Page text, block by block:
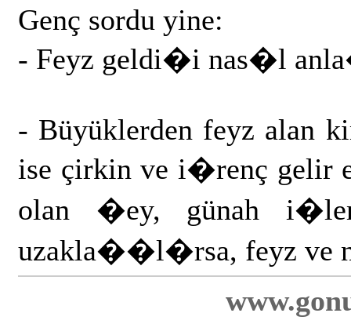
Genç sordu yine:
- Feyz geldi�i nas�l
- Büyüklerden feyz alan
ise çirkin ve i�renç gelir
olan �ey, günah
uzakla��l�rsa, feyz ve